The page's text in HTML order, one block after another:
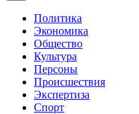
Политика
Экономика
Общество
Культура
Персоны
Происшествия
Экспертиза
Спорт